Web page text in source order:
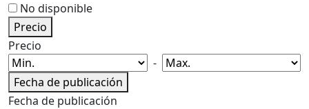
No disponible
Precio
Precio
-
Fecha de publicación
Fecha de publicación